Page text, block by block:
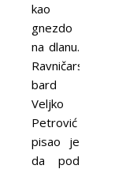
kao
gnezdo
na dlanu.
Ravničarski
bard
Veljko
Petrović
pisao je
da pod